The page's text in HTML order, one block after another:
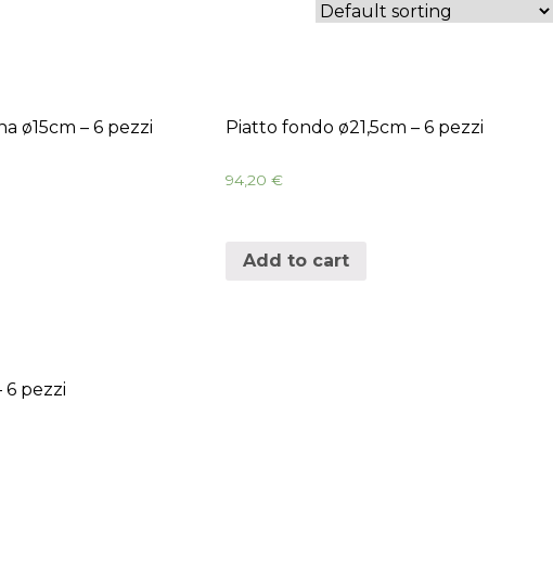
ø15cm – 6 pezzi Piatto fondo ø21,5cm – 6 pezzi
94,20€
Add to cart
6 pezzi